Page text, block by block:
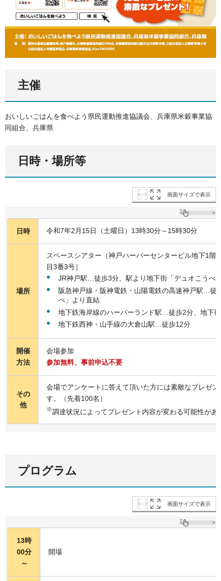
主催
おいしいごはんを食べよう県民運動推進協議会、兵庫県米穀事業協
同組合、兵庫県
日時・場所等
画面サイズで表示
日時 令和7年2月15日（土曜日）13時30分～15時30分
場所
スペースシアター（神戸ハーバーセンタービル地下1階
目3番3号］
JR神戸駅…徒歩3分、駅より地下街「デュオこうべ
阪急神戸線・阪神電鉄・山陽電鉄の高速神戸駅…徒
べ」より直結
地下鉄海岸線のハーバーランド駅…徒歩2分、地下
地下鉄西神・山手線の大倉山駅…徒歩12分
開催
方法
会場参加
参加無料、事前申込不要
その
他
会場でアンケートに答えて頂いた方には素敵なプレゼ
す。（先着100名）
※調達状況によってプレゼント内容が変わる可能性があ
プログラム
画面サイズで表示
13時
00分
～
開場